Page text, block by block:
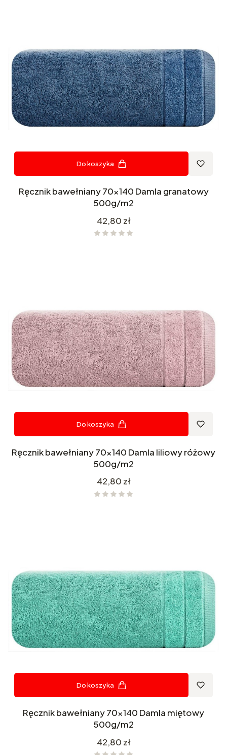
Do koszyka
Ręcznik bawełniany 70x140 Damla granatowy
500g/m2
Cena
42,80 zł
Do koszyka
Ręcznik bawełniany 70x140 Damla liliowy różowy
500g/m2
Cena
42,80 zł
Do koszyka
Ręcznik bawełniany 70x140 Damla miętowy
500g/m2
Cena
42,80 zł